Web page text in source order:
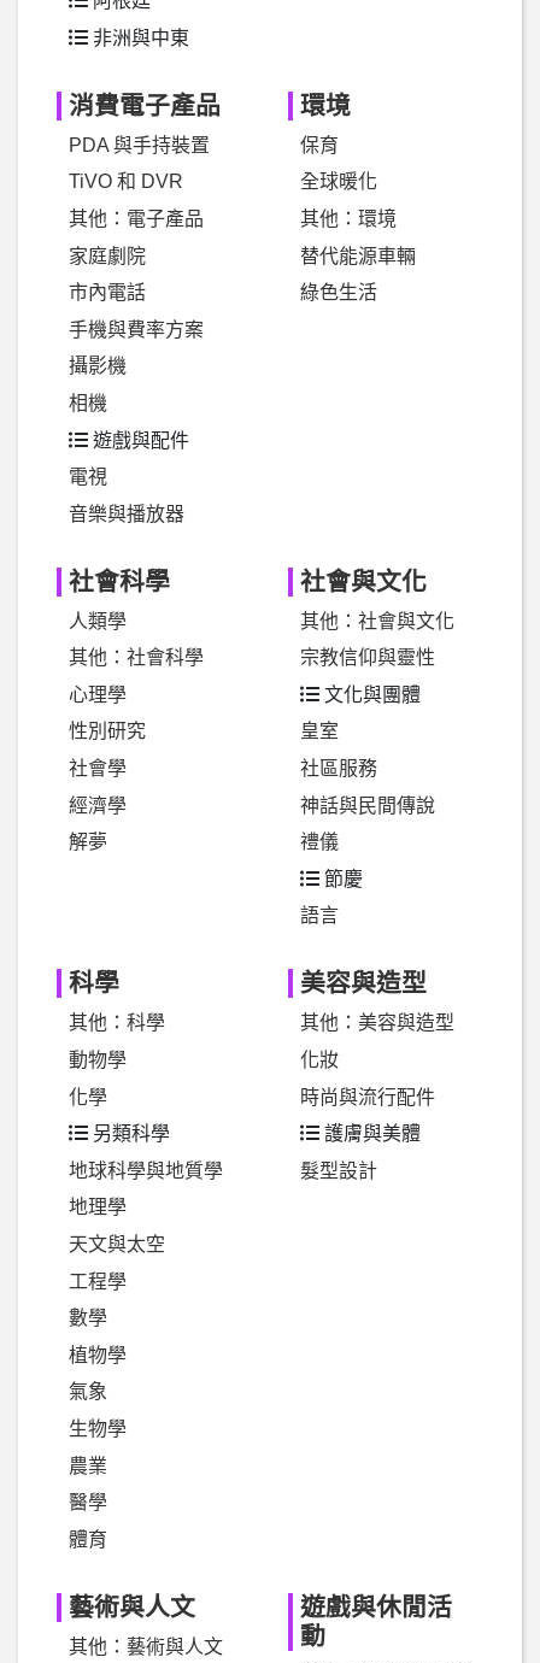
非洲與中東
消費電子產品
PDA 與手持裝置
TiVO 和 DVR
其他：電子產品
家庭劇院
市內電話
手機與費率方案
攝影機
相機
遊戲與配件
電視
音樂與播放器
環境
保育
全球暖化
其他：環境
替代能源車輛
綠色生活
社會科學
人類學
其他：社會科學
心理學
性別研究
社會學
經濟學
解夢
社會與文化
其他：社會與文化
宗教信仰與靈性
文化與團體
皇室
社區服務
神話與民間傳說
禮儀
節慶
語言
科學
其他：科學
動物學
化學
另類科學
地球科學與地質學
地理學
天文與太空
工程學
數學
植物學
氣象
生物學
農業
醫學
體育
美容與造型
其他：美容與造型
化妝
時尚與流行配件
護膚與美體
髮型設計
藝術與人文
其他：藝術與人文
遊戲與休閒活
動